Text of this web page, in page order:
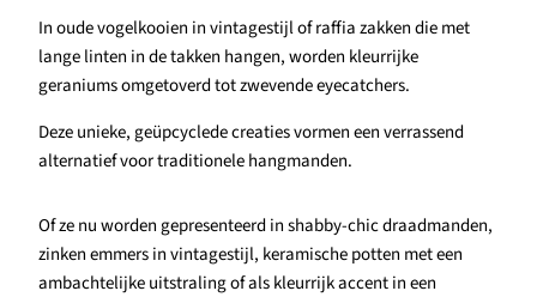
In oude vogelkooien in vintagestijl of raffia zakken die met
lange linten in de takken hangen, worden kleurrijke
geraniums omgetoverd tot zwevende eyecatchers.
Deze unieke, geüpcyclede creaties vormen een verrassend
alternatief voor traditionele hangmanden.
Of ze nu worden gepresenteerd in shabby-chic draadmanden,
zinken emmers in vintagestijl, keramische potten met een
ambachtelijke uitstraling of als kleurrijk accent in een